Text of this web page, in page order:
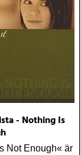
- Nothing Is
Not Enough« är